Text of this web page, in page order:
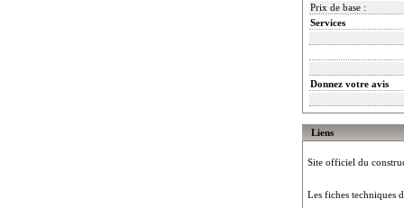
Prix de base :
Services
Donnez votre avis
Liens
Site officiel du
Les fiches techniques